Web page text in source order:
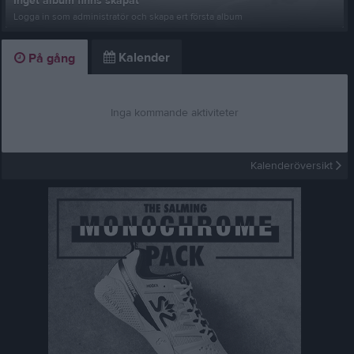
Logga in som administratör och skapa ert första album
På gång Kalender
Inga kommande aktiviteter
Kalenderöversikt